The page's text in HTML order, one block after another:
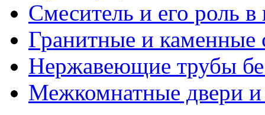
Смеситель и его роль
Гранитные и
Нержавеющие трубы
Межкомнатные двери и